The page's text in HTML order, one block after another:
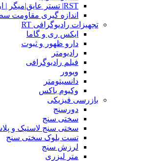
RST| تستر عایق|میگر | ارت سنج
اندازه گیری مقاومت
تجهیزات رادیوگرافی RT
ایکس ری و گاما
دارو ظهور و ثبوت
رادیومتر
فیلم رادیوگرافی
ویوور
دانسیتومتر
وکیوم باکس
بازرسی فیزیکی
دورسنج
سختی سنج
سختی سنج لاستیک و
تست بلوک سختی سنج
لرزش سنج
متر لیزری